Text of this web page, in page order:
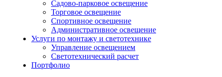
Садово-парковое освещение
Торговое освещение
Спортивное освещение
Административное освещение
Услуги по монтажу и светотехнике
Управление освещением
Светотехнический расчет
Портфолио